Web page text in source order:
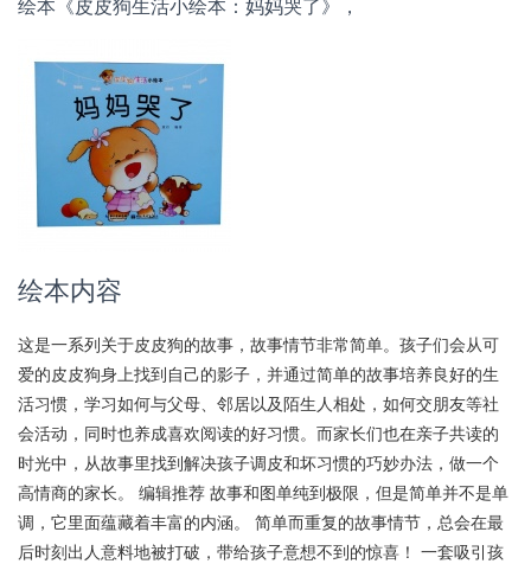
绘本《皮皮狗生活小绘本：妈妈哭了》，
绘本内容
这是一系列关于皮皮狗的故事，故事情节非常简单。孩子们会从可
爱的皮皮狗身上找到自己的影子，并通过简单的故事培养良好的生
活习惯，学习如何与父母、邻居以及陌生人相处，如何交朋友等社
会活动，同时也养成喜欢阅读的好习惯。而家长们也在亲子共读的
时光中，从故事里找到解决孩子调皮和坏习惯的巧妙办法，做一个
高情商的家长。 编辑推荐 故事和图单纯到极限，但是简单并不是单
调，它里面蕴藏着丰富的内涵。 简单而重复的故事情节，总会在最
后时刻出人意料地被打破，带给孩子意想不到的惊喜！ 一套吸引孩